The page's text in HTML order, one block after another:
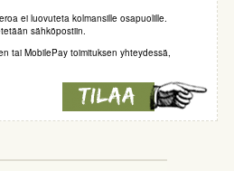
ei luovuteta kolmansille osapuolille.
sähköpostiin.
tai MobilePay toimituksen yhteydessä,